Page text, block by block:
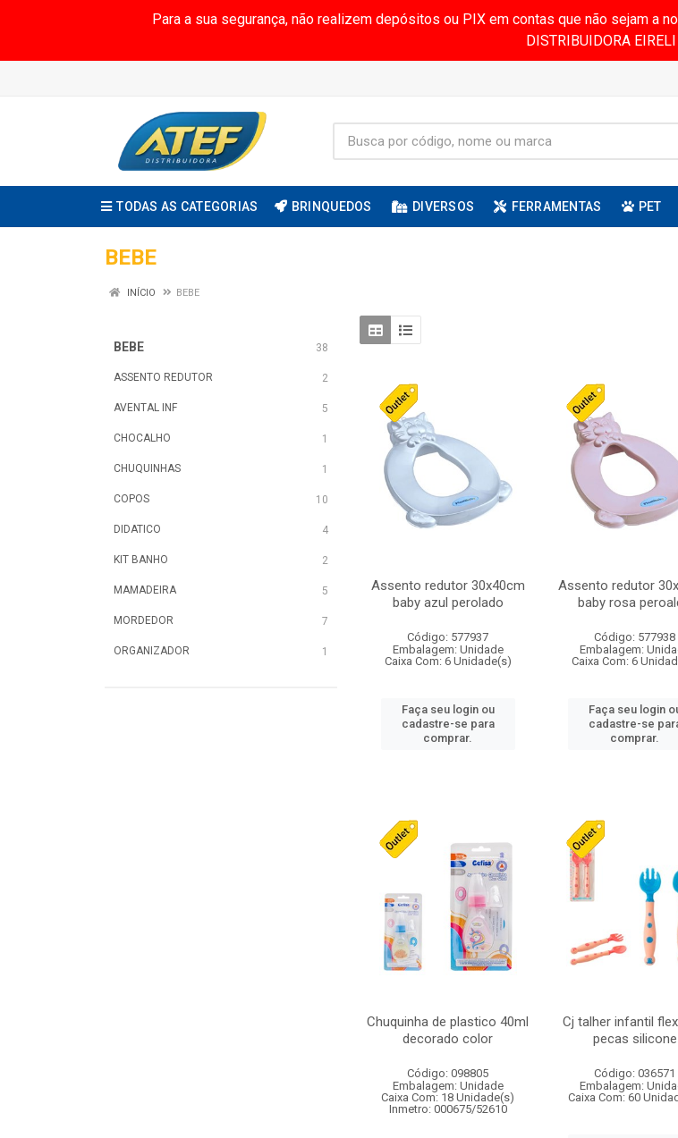
Para a sua segurança, não realizem depósitos ou PIX em contas que não sejam a
DISTRIBUIDORA EIRELI
TODAS AS CATEGORIAS BRINQUEDOS DIVERSOS FERRAMENTAS PET
BEBE
INÍCIO BEBE
BEBE 38
ASSENTO REDUTOR 2
AVENTAL INF 5
CHOCALHO 1
CHUQUINHAS 1
COPOS 10
DIDATICO 4
KIT BANHO 2
MAMADEIRA 5
MORDEDOR 7
ORGANIZADOR 1
Assento redutor 30x40cm
baby azul perolado
Código: 577937
Embalagem: Unidade
Caixa Com: 6 Unidade(s)
Faça seu login ou
cadastre-se para
comprar.
Assento redutor
baby rosa
Código: 577938
Embalagem:
Caixa Com: 6
Faça seu login
cadastre-se
comprar.
Chuquinha de plastico 40ml
decorado color
Código: 098805
Embalagem: Unidade
Caixa Com: 18 Unidade(s)
Inmetro: 000675/52610
Cj talher infantil
pecas silicone
Código: 036571
Embalagem:
Caixa Com: 60